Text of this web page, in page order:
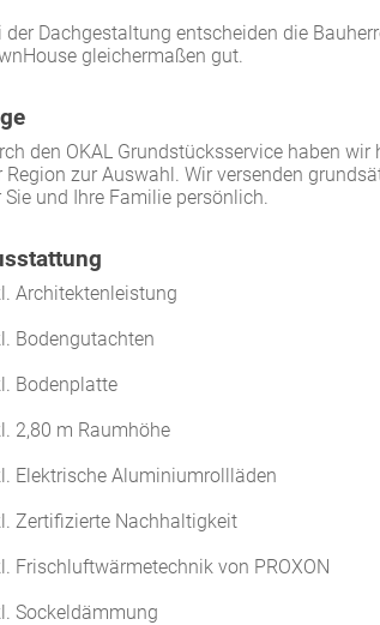
der Dachgestaltung entscheiden die
gleichermaßen gut.
den OKAL Grundstücksservice haben
Region zur Auswahl. Wir versenden
Sie und Ihre Familie persönlich.
Architektenleistung
Bodengutachten
Bodenplatte
2,80 m Raumhöhe
Elektrische Aluminiumrollläden
Zertifizierte Nachhaltigkeit
Frischluftwärmetechnik von PROXON
Sockeldämmung